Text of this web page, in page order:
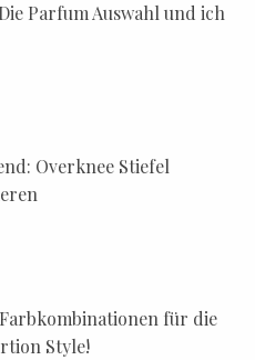
Parfum Auswahl und ich
Overknee Stiefel
für die
Style!